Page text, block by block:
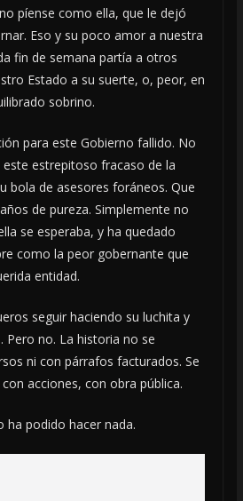
píense como ella, que le dejó
Eso y su poco amor a nuestra
fin de semana partía a otros
Estado a su suerte, o, peor, en
sobrino.
para este Gobierno fallido. No
estrepitoso fracaso de la
bola de asesores foráneos. Que
de pureza. Simplemente no
se esperaba, y ha quedado
como la peor gobernante que
entidad.
seguir haciendo su luchita y
Pero no. La historia no se
ni con párrafos facturados. Se
acciones, con obra pública.
ha podido hacer nada.